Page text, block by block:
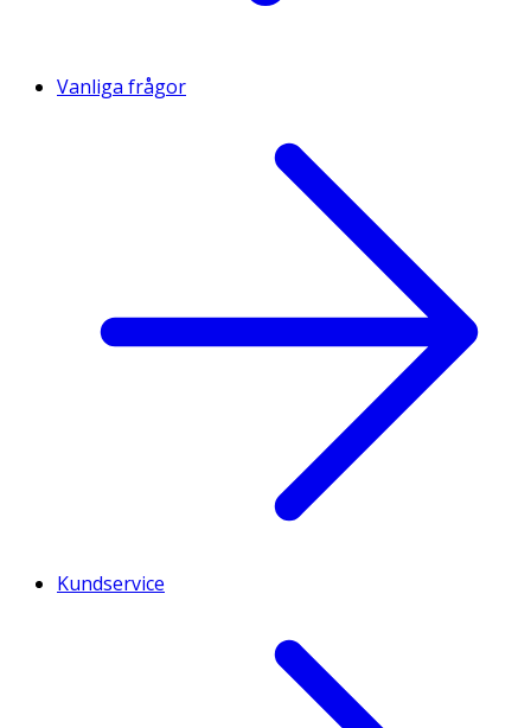
Vanliga frågor
Kundservice